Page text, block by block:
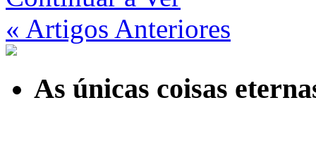
« Artigos Anteriores
As únicas coisas